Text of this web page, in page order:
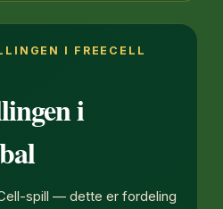
I FREECELL
i
spill — dette er fordeling